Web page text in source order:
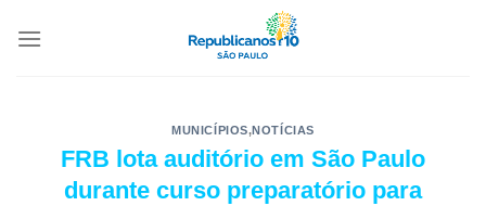
MUNICÍPIOS,NOTÍCIAS
FRB lota auditório em São Paulo
durante curso preparatório para